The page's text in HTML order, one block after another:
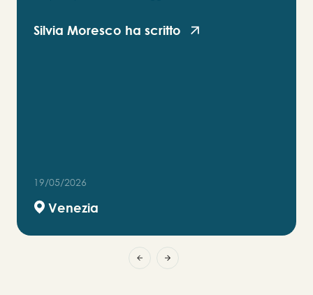
Silvia Moresco ha scritto
19/05/2026
Venezia